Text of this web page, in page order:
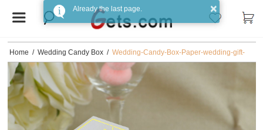
Home / Wedding Candy Box / Wedding-Candy-Box-Paper-wedding-gift-
and-hot-stamping
×
Already the last page.